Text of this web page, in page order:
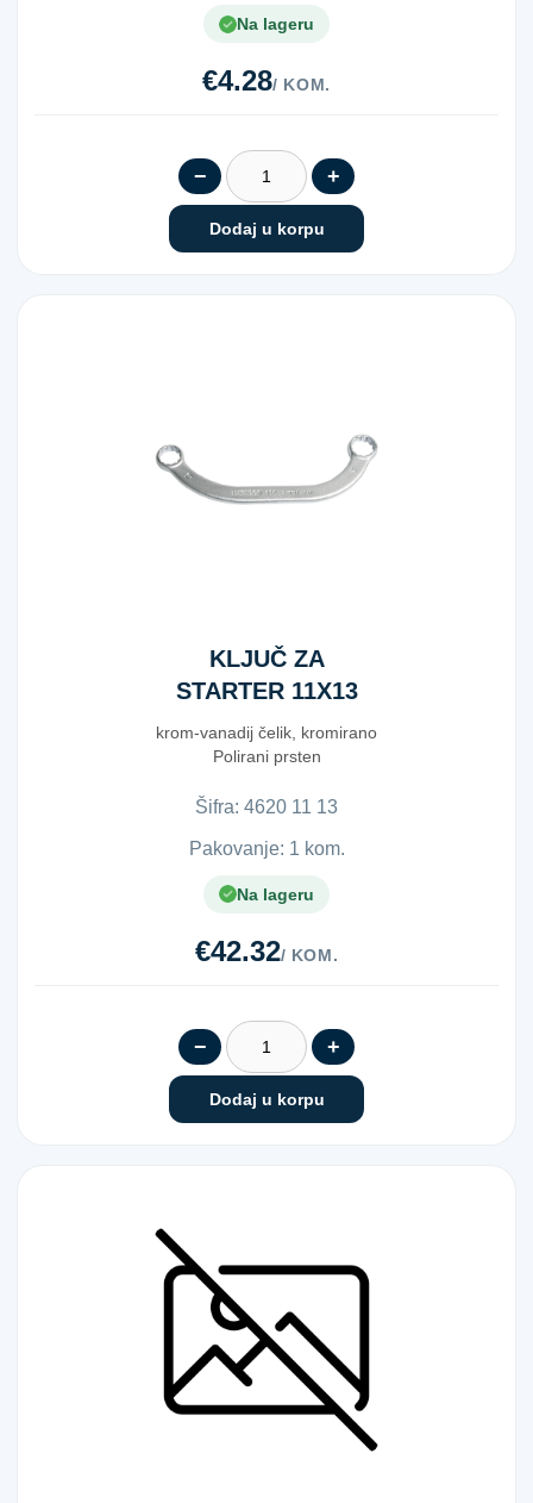
Na lageru
€4.28/ KOM.
− +
Dodaj u korpu
KLJUČ ZA
STARTER 11X13
krom-vanadij čelik, kromirano
Polirani prsten
Šifra: 4​6​2​0​ ​1​1​ ​1​3​
Pakovanje: 1 kom.
Na lageru
€42.32/ KOM.
− +
Dodaj u korpu